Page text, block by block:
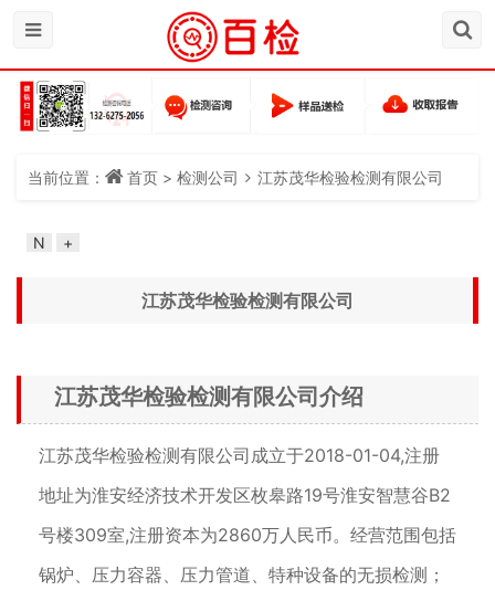
当前位置： 首页 > 检测公司 江苏茂华检验检测有限公司
N +
江苏茂华检验检测有限公司
江苏茂华检验检测有限公司介绍
江苏茂华检验检测有限公司成立于2018-01-04,注册
地址为淮安经济技术开发区枚皋路19号淮安智慧谷B2
号楼309室,注册资本为2860万人民币。经营范围包括
锅炉、压力容器、压力管道、特种设备的无损检测；